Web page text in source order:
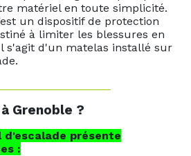
matériel en toute simplicité.
un dispositif de protection
à limiter les blessures en
s'agit d'un matelas installé sur
Grenoble ?
d'escalade présente
: